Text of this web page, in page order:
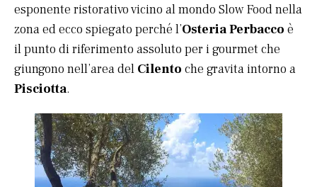
esponente ristorativo vicino al mondo Slow Food nella
zona ed ecco spiegato perché l’Osteria Perbacco è
il punto di riferimento assoluto per i gourmet che
giungono nell’area del Cilento che gravita intorno a
Pisciotta.